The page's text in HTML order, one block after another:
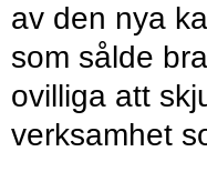
av den nya
som sålde
ovilliga att
verksamhet